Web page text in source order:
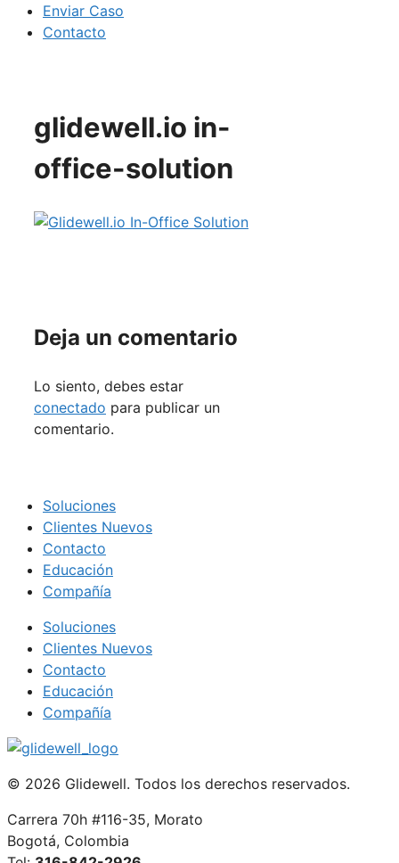
Enviar Caso
Contacto
glidewell.io in-
office-solution
Deja un comentario
Lo siento, debes estar
conectado para publicar un
comentario.
Soluciones
Clientes Nuevos
Contacto
Educación
Compañía
Soluciones
Clientes Nuevos
Contacto
Educación
Compañía
© 2026 Glidewell. Todos los derechos reservados.
Carrera 70h #116-35, Morato
Bogotá, Colombia